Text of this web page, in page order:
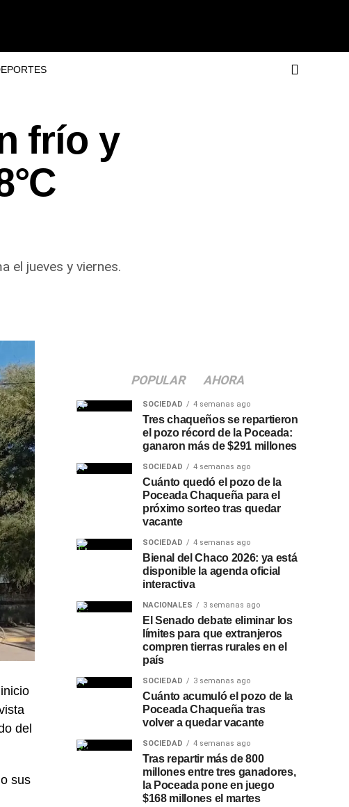
frío y
el jueves y viernes.
del
sus
POPULAR AHORA
SOCIEDAD 4 semanas ago
Tres chaqueños se repartieron
el pozo récord de la Poceada:
ganaron más de $291 millones
SOCIEDAD 4 semanas ago
Cuánto quedó el pozo de la
Poceada Chaqueña para el
próximo sorteo tras quedar
vacante
SOCIEDAD 4 semanas ago
Bienal del Chaco 2026: ya está
disponible la agenda oficial
interactiva
NACIONALES 3 semanas ago
El Senado debate eliminar los
límites para que extranjeros
compren tierras rurales en el
país
SOCIEDAD 3 semanas ago
Cuánto acumuló el pozo de la
Poceada Chaqueña tras
volver a quedar vacante
SOCIEDAD 4 semanas ago
Tras repartir más de 800
millones entre tres ganadores,
la Poceada pone en juego
$168 millones el martes